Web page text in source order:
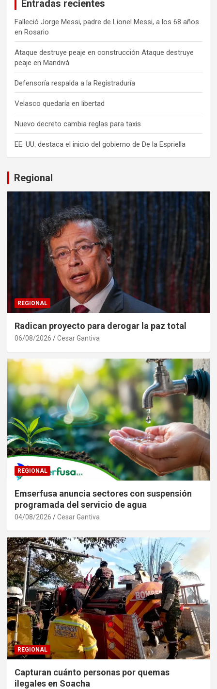
Entradas recientes
Falleció Jorge Messi, padre de Lionel Messi, a los 68 años
en Rosario
Ataque destruye peaje en construcción Ataque destruye
peaje en Mandivá
Defensoría respalda a la Registraduría
Velasco quedaría en libertad
Nuevo decreto cambia reglas para taxis
EE. UU. destaca el inicio del gobierno de De la Espriella
Regional
REGIONAL
Radican proyecto para derogar la paz total
06/08/2026 Cesar Gantiva
REGIONAL
Emserfusa anuncia sectores con suspensión
programada del servicio de agua
04/08/2026 Cesar Gantiva
REGIONAL
Capturan cuánto personas por quemas
ilegales en Soacha